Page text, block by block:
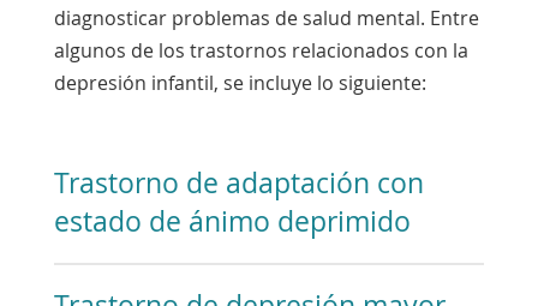
diagnosticar problemas de salud mental. Entre
algunos de los trastornos relacionados con la
depresión infantil, se incluye lo siguiente:
Trastorno de adaptación con
estado de ánimo deprimido